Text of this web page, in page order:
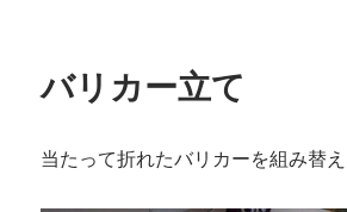
バリカー立て
当たって折れたバリカーを組み替